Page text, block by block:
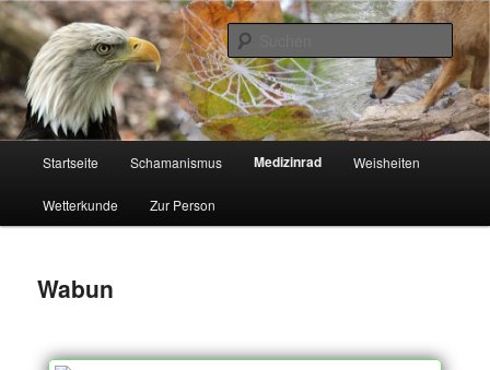
Zum
Inhalt
wechseln
Auf dem Naturweg
Schamanismus
Startseite Schamanismus Medizinrad Weisheiten
Wetterkunde Zur Person
Wabun